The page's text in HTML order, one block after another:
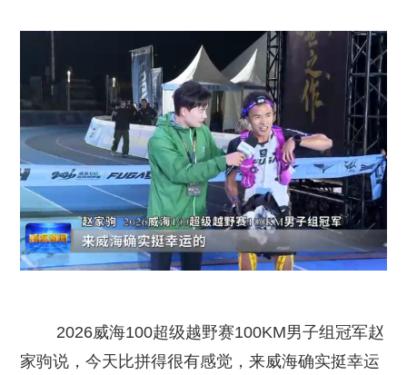
2026威海100超级越野赛100KM男子组冠军赵
家驹说，今天比拼得很有感觉，来威海确实挺幸运